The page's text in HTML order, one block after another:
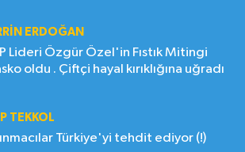
ERDOĞAN
Lideri Özgür Özel'in Fıstık Mitingi
oldu . Çiftçi hayal kırıklığına uğradı
TEKKOL
Türkiye'yi tehdit ediyor (!)